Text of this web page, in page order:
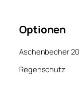
Optionen
Aschenbecher
Regenschutz